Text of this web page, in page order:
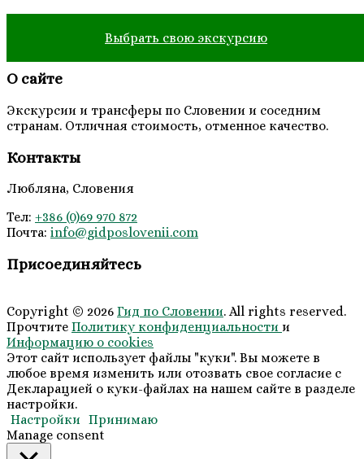
Выбрать свою экскурсию
О сайте
Экскурсии и трансферы по Словении и соседним
странам. Отличная стоимость, отменное качество.
Контакты
Любляна, Словения
Тел: +386 (0)69 970 872
Почта: info@gidposlovenii.com
Присоединяйтесь
Copyright © 2026 Гид по Словении. All rights reserved.
Прочтите Политику конфиденциальности и
Информацию о cookies
Этот сайт использует файлы "куки". Вы можете в
любое время изменить или отозвать свое согласие с
Декларацией о куки-файлах на нашем сайте в разделе
настройки.
Настройки Принимаю
Manage consent